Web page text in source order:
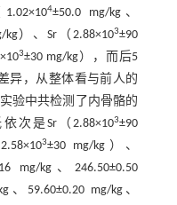
4±50.0 mg/kg、
kg）、Sr（2.88×103±90
3±30 mg/kg），而后5
异，从整体看与前人的
验中共检测了内骨骼的
次是Sr（2.88×103±90
3±30 mg/kg）、
mg/kg、246.50±0.50
、59.60±0.20 mg/kg、